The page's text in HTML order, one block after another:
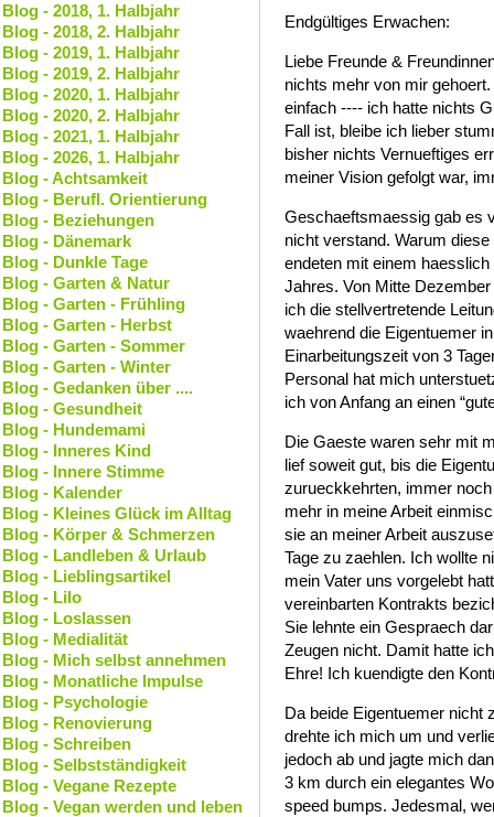
Endgültiges Erwachen:
Liebe Freunde &
nichts mehr von mir
einfach ---- ich hatte nichts
Fall ist, bleibe ich lieber
bisher nichts Vernueftiges
meiner Vision gefolgt war,
Geschaeftsmaessig gab es
nicht verstand. Warum
endeten mit einem
Jahres. Von Mitte
ich die stellvertretende
waehrend die Eigentuemer
Einarbeitungszeit von 3
Personal hat mich
ich von Anfang an einen
Die Gaeste waren sehr mit
lief soweit gut, bis die
zurueckkehrten, immer
mehr in meine Arbeit
sie an meiner Arbeit
Tage zu zaehlen. Ich wollte
mein Vater uns vorgelebt
vereinbarten Kontrakts
Sie lehnte ein Gespraech
Zeugen nicht. Damit hatte
Ehre! Ich kuendigte den
Da beide Eigentuemer nicht
drehte ich mich um und
jedoch ab und jagte mich
3 km durch ein elegantes
speed bumps. Jedesmal,
Blog - 2018, 1. Halbjahr
Blog - 2018, 2. Halbjahr
Blog - 2019, 1. Halbjahr
Blog - 2019, 2. Halbjahr
Blog - 2020, 1. Halbjahr
Blog - 2020, 2. Halbjahr
Blog - 2021, 1. Halbjahr
Blog - 2026, 1. Halbjahr
Blog - Achtsamkeit
Blog - Berufl. Orientierung
Blog - Beziehungen
Blog - Dänemark
Blog - Dunkle Tage
Blog - Garten & Natur
Blog - Garten - Frühling
Blog - Garten - Herbst
Blog - Garten - Sommer
Blog - Garten - Winter
Blog - Gedanken über ....
Blog - Gesundheit
Blog - Hundemami
Blog - Inneres Kind
Blog - Innere Stimme
Blog - Kalender
Blog - Kleines Glück im Alltag
Blog - Körper & Schmerzen
Blog - Landleben & Urlaub
Blog - Lieblingsartikel
Blog - Lilo
Blog - Loslassen
Blog - Medialität
Blog - Mich selbst annehmen
Blog - Monatliche Impulse
Blog - Psychologie
Blog - Renovierung
Blog - Schreiben
Blog - Selbstständigkeit
Blog - Vegane Rezepte
Blog - Vegan werden und leben